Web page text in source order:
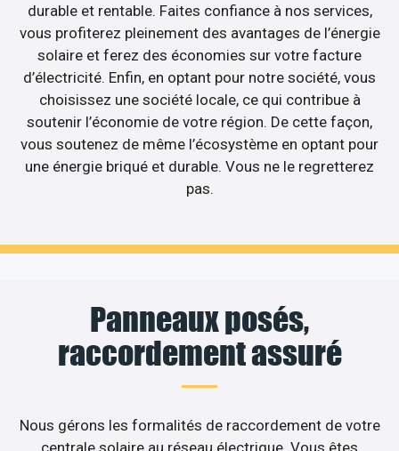
durable et rentable. Faites confiance à nos services,
vous profiterez pleinement des avantages de l’énergie
solaire et ferez des économies sur votre facture
d’électricité. Enfin, en optant pour notre société, vous
choisissez une société locale, ce qui contribue à
soutenir l’économie de votre région. De cette façon,
vous soutenez de même l’écosystème en optant pour
une énergie briqué et durable. Vous ne le regretterez
pas.
Panneaux posés,
raccordement assuré
Nous gérons les formalités de raccordement de votre